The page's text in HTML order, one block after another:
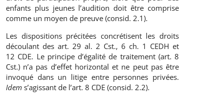
enfants plus jeunes l’audition doit être comprise
comme un moyen de preuve (consid. 2.1).
Les dispositions précitées concrétisent les droits
découlant des art. 29 al. 2 Cst., 6 ch. 1 CEDH et
12 CDE. Le principe d’égalité de traitement (art. 8
Cst.) n’a pas d’effet horizontal et ne peut pas être
invoqué dans un litige entre personnes privées.
Idem s’agissant de l’art. 8 CDE (consid. 2.2).